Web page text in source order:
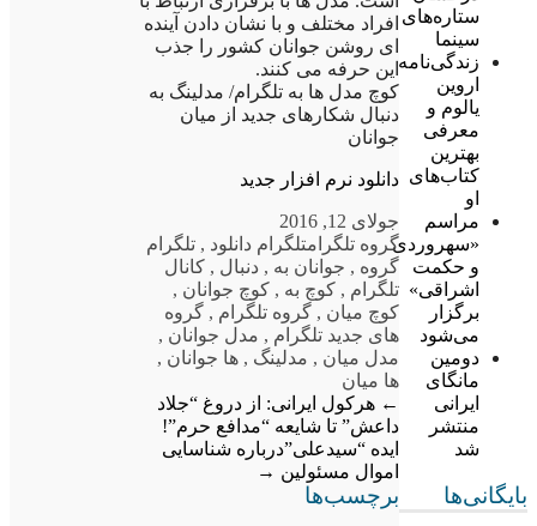
ستاره‌های
سینما
زندگی‌نامه
اروین
یالوم و
معرفی
بهترین
کتاب‌های
او
مراسم
«سهروردی
و حکمت
اشراقی»
برگزار
می‌شود
دومین
مانگای
ایرانی
منتشر
شد
بایگانی‌ها
افراد مختلف و با نشان دادن آینده
ای روشن جوانان کشور را جذب
این حرفه می کنند.
کوچ مدل ها به تلگرام/ مدلینگ به
دنبال شکارهای جدید از میان
جوانان
دانلود نرم افزار جدید
جولای 12, 2016
گروه تلگرامتلگرام دانلود , تلگرام
گروه , جوانان به , دنبال , کانال
تلگرام , کوچ به , کوچ جوانان ,
کوچ میان , گروه تلگرام , گروه
های جدید تلگرام , مدل جوانان ,
مدل میان , مدلینگ , ها جوانان ,
ها میان
← هرکول ایرانی: از دروغ “جلاد
داعش” تا شایعه “مدافع حرم”!
ایده “سیدعلی”درباره شناسایی
اموال مسئولین →
برچسب‌ها